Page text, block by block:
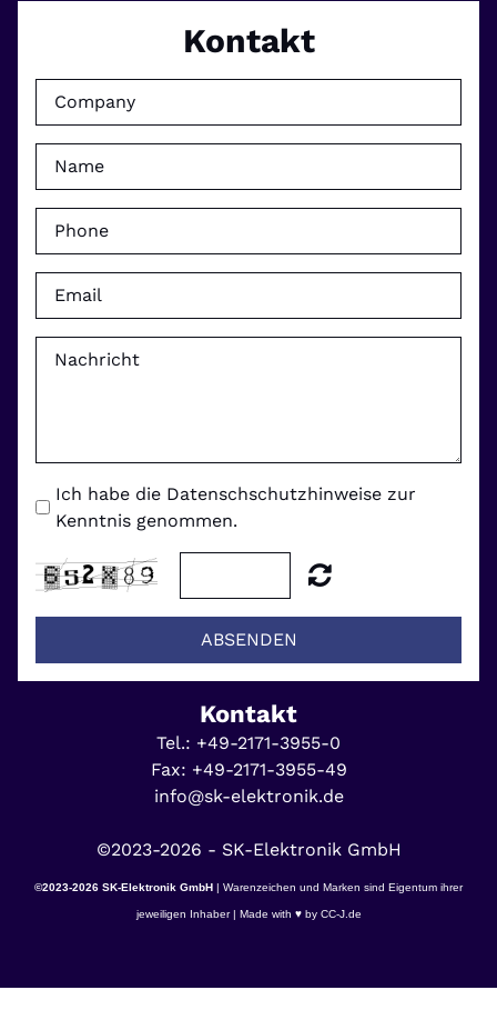
Kontakt
Ich habe die Datenschschutzhinweise zur
Kenntnis genommen.
ABSENDEN
Kontakt
Tel.: +49-2171-3955-0
Fax: +49-2171-3955-49
info@sk-elektronik.de
©2023-2026 - SK-Elektronik GmbH
©2023-2026 SK-Elektronik GmbH | Warenzeichen und Marken sind Eigentum ihrer
jeweiligen Inhaber | Made with ♥ byCC-J.de